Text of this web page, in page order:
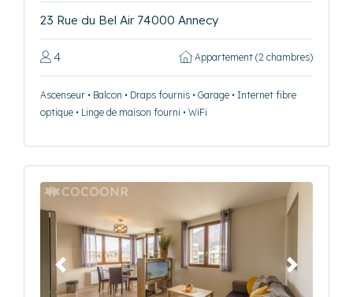
23 Rue du Bel Air 74000 Annecy
4 Appartement (2 chambres)
Ascenseur • Balcon • Draps fournis • Garage • Internet fibre
optique • Linge de maison fourni • WiFi
Précédent Suivant